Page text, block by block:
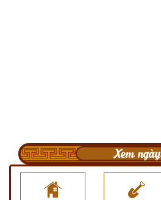
Xem ngày